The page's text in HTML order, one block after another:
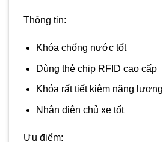
Thông tin:
Khóa chống nước tốt
Dùng thẻ chip RFID cao cấp
Khóa rất tiết kiệm năng lượng
Nhận diện chủ xe tốt
Ưu điểm: